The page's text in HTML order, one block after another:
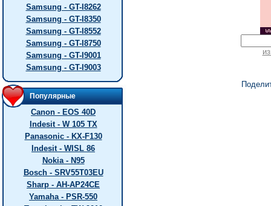
Samsung - GT-I8262
Samsung - GT-I8350
Samsung - GT-I8552
Samsung - GT-I8750
Samsung - GT-I9001
Samsung - GT-I9003
Популярные
Canon - EOS 40D
Indesit - W 105 TX
Panasonic - KX-F130
Indesit - WISL 86
Nokia - N95
Bosch - SRV55T03EU
Sharp - AH-AP24CE
Yamaha - PSR-550